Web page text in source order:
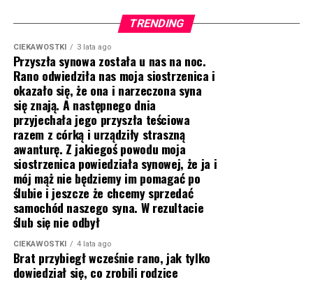
TRENDING
CIEKAWOSTKI 3 lata ago
Przyszła synowa została u nas na noc.
Rano odwiedziła nas moja siostrzenica i
okazało się, że ona i narzeczona syna
się znają. A następnego dnia
przyjechała jego przyszła teściowa
razem z córką i urządziły straszną
awanturę. Z jakiegoś powodu moja
siostrzenica powiedziała synowej, że ja i
mój mąż nie będziemy im pomagać po
ślubie i jeszcze że chcemy sprzedać
samochód naszego syna. W rezultacie
ślub się nie odbył
CIEKAWOSTKI 4 lata ago
Brat przybiegł wcześnie rano, jak tylko
dowiedział się, co zrobili rodzice